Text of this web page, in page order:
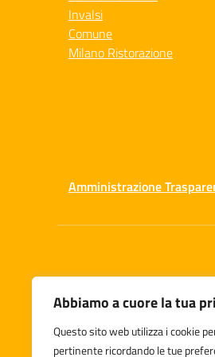
Abbiamo a cuore la tua
Questo sito web utilizza i cookie
pertinente ricordando le tue
Invalsi
Comune
Milano Ristorazione
Amministrazione